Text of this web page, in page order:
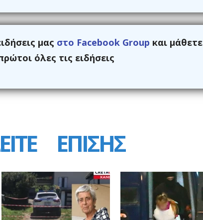
μας στο Facebook Group και μάθετε
όλες τις ειδήσεις
ΕΠΙΣΗΣ